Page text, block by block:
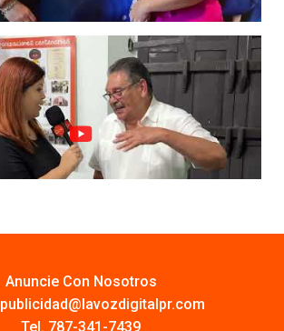
Anuncie Con Nosotros
publicidad@lavozdigitalpr.com
Tel. 787-341-7439